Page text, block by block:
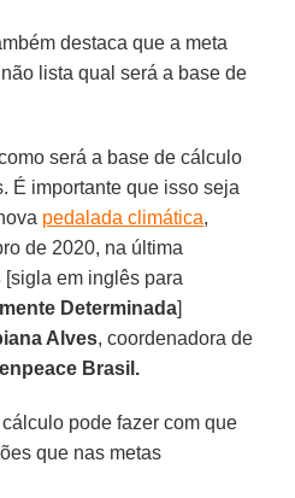
destaca que a meta
não lista qual será a base de
será a base de cálculo
É importante que isso seja
pedalada climática,
de 2020, na última
[sigla em inglês para
Determinada]
Alves, coordenadora de
Brasil.
pode fazer com que
que nas metas